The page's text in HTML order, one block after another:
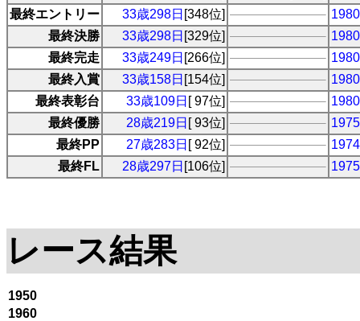
最終エントリー
33歳298日 [348位]
最終決勝
33歳298日 [329位]
最終完走
33歳249日 [266位]
最終入賞
33歳158日 [154位]
最終表彰台
33歳109日 [ 97位]
最終優勝
28歳219日 [ 93位]
最終PP
27歳283日 [ 92位]
最終FL
28歳297日 [106位]
レース結果
1950
1960